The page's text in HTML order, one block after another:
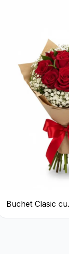
Buchet Clasic cu
Trandafiri Roșii și